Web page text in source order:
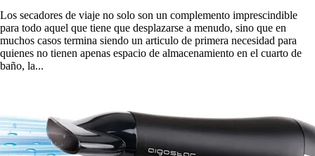
Los secadores de viaje no solo son un complemento imprescindible
para todo aquel que tiene que desplazarse a menudo, sino que en
muchos casos termina siendo un articulo de primera necesidad para
quienes no tienen apenas espacio de almacenamiento en el cuarto de
baño, la...